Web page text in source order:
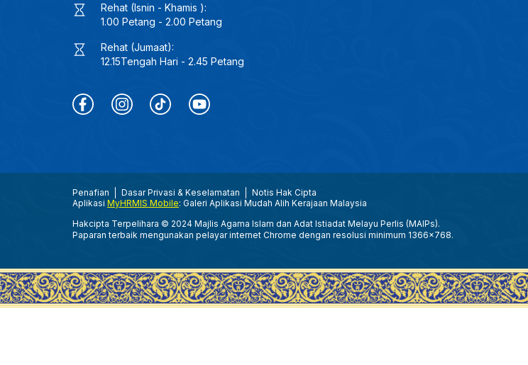
Rehat (Isnin - Khamis ):
1.00 Petang - 2.00 Petang
Rehat (Jumaat):
12.15Tengah Hari - 2.45 Petang
Penafian Dasar Privasi & Keselamatan
Notis Hak Cipta
Aplikasi MyHRMIS Mobile: Galeri Aplikasi Mudah Alih Kerajaan Malaysia
Hakcipta Terpelihara © 2024 Majlis Agama Islam dan Adat Istiadat Melayu Perlis (MAIPs).
Paparan terbaik mengunakan pelayar internet Chrome dengan resolusi minimum 1366x768.